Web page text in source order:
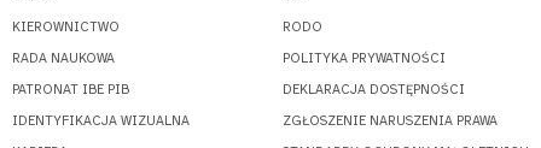
KIEROWNICTWO
RADA NAUKOWA
PATRONAT IBE PIB
IDENTYFIKACJA WIZUALNA
RODO
POLITYKA PRYWATNOŚCI
DEKLARACJA DOSTĘPNOŚCI
ZGŁOSZENIE NARUSZENIA PRAWA